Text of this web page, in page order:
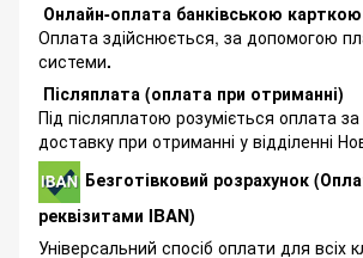
Онлайн-оплата банківською карткою
Оплата здійснюється, за допомогою
системи.
Післяплата (оплата при отриманні)
Під післяплатою розуміється оплата
доставку при отриманні у відділенні
Безготівковий розрахунок
реквізитами IBAN)
Універсальний спосіб оплати для всіх